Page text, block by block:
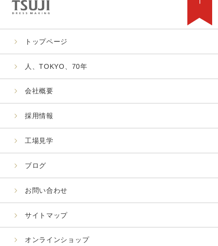
トップページ
人、TOKYO、70年
会社概要
採用情報
工場見学
ブログ
お問い合わせ
サイトマップ
オンラインショップ